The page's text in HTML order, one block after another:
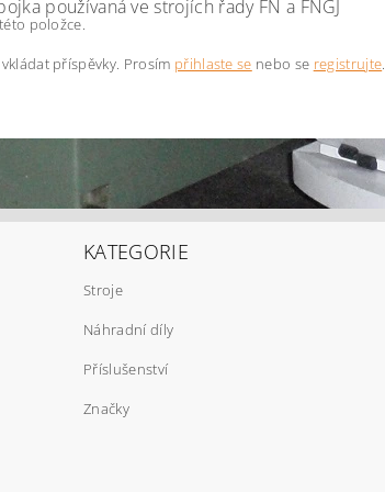
používaná ve strojích řady FN a FNGJ
položce.
příspěvky. Prosím přihlaste se nebo se registrujte.
KATEGORIE
Stroje
Náhradní díly
Příslušenství
Značky